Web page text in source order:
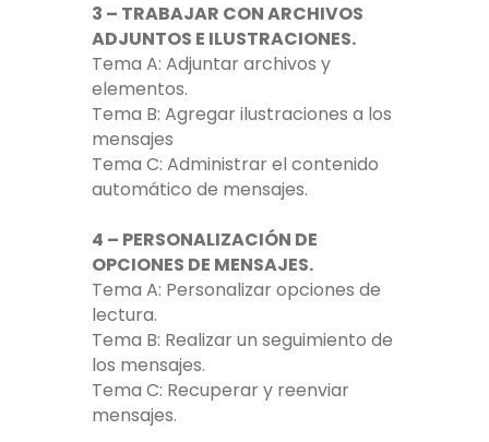
3 – TRABAJAR CON ARCHIVOS
ADJUNTOS E ILUSTRACIONES.
Tema A: Adjuntar archivos y
elementos.
Tema B: Agregar ilustraciones a los
mensajes
Tema C: Administrar el contenido
automático de mensajes.
4 – PERSONALIZACIÓN DE
OPCIONES DE MENSAJES.
Tema A: Personalizar opciones de
lectura.
Tema B: Realizar un seguimiento de
los mensajes.
Tema C: Recuperar y reenviar
mensajes.